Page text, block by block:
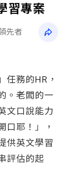
習專案
先者
任務的HR，
。老闆的一
文口說能力
口耶！」，
供英文學習
評估的起